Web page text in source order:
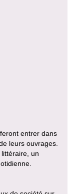
entrer dans
leurs ouvrages.
un